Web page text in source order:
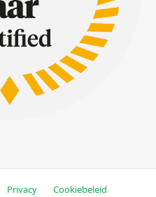
Privacy Cookiebeleid